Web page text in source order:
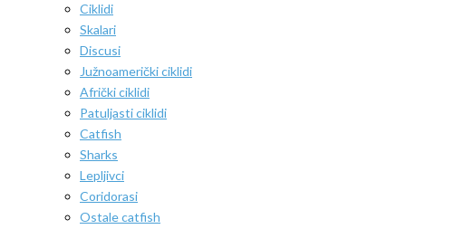
Ciklidi
Skalari
Discusi
Južnoamerički ciklidi
Afrički ciklidi
Patuljasti ciklidi
Catfish
Sharks
Lepljivci
Coridorasi
Ostale catfish